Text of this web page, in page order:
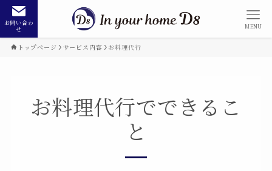
お問い合わ
せ MENU
トップページ サービス内容 お料理代行
お料理代行でできるこ
と